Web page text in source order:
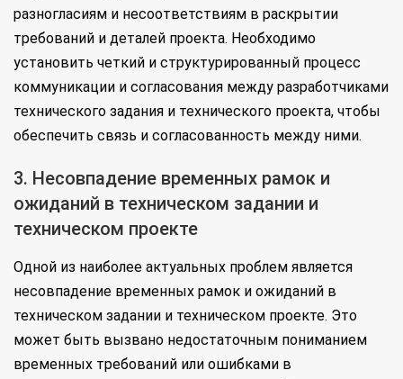
разногласиям и несоответствиям в раскрытии
требований и деталей проекта. Необходимо
установить четкий и структурированный процесс
коммуникации и согласования между разработчиками
технического задания и технического проекта, чтобы
обеспечить связь и согласованность между ними.
3. Несовпадение временных рамок и
ожиданий в техническом задании и
техническом проекте
Одной из наиболее актуальных проблем является
несовпадение временных рамок и ожиданий в
техническом задании и техническом проекте. Это
может быть вызвано недостаточным пониманием
временных требований или ошибками в